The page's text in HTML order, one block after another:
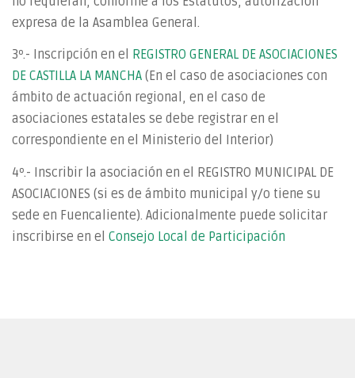
expresa de la Asamblea General.
3º.- Inscripción en el REGISTRO GENERAL DE ASOCIACIONES
DE CASTILLA LA MANCHA (En el caso de asociaciones con
ámbito de actuación regional, en el caso de
asociaciones estatales se debe registrar en el
correspondiente en el Ministerio del Interior)
4º.- Inscribir la asociación en el REGISTRO MUNICIPAL DE
ASOCIACIONES (si es de ámbito municipal y/o tiene su
sede en Fuencaliente). Adicionalmente puede solicitar
inscribirse en el Consejo Local de Participación